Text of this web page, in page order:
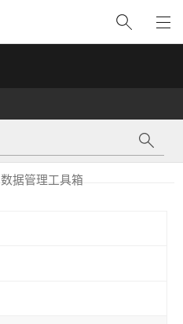
数据管理工具箱